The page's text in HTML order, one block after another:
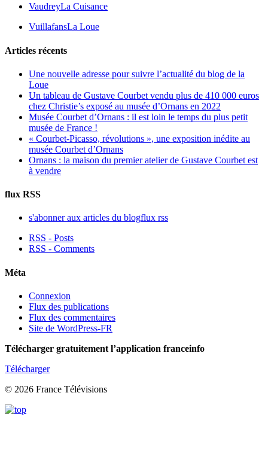
VaudreyLa Cuisance
VuillafansLa Loue
Articles récents
Une nouvelle adresse pour suivre l’actualité du blog de la
Loue
Un tableau de Gustave Courbet vendu plus de 410 000 euros
chez Christie’s exposé au musée d’Ornans en 2022
Musée Courbet d’Ornans : il est loin le temps du plus petit
musée de France !
« Courbet-Picasso, révolutions », une exposition inédite au
musée Courbet d’Ornans
Ornans : la maison du premier atelier de Gustave Courbet est
à vendre
flux RSS
s'abonner aux articles du blogflux rss
RSS - Posts
RSS - Comments
Méta
Connexion
Flux des publications
Flux des commentaires
Site de WordPress-FR
Télécharger gratuitement l’application franceinfo
Télécharger
© 2026 France Télévisions